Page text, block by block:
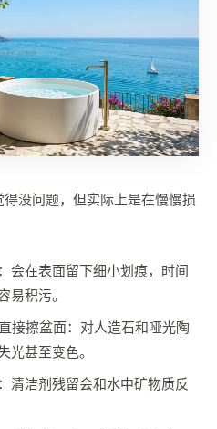
没问题，但实际上是在慢慢损
会在表面留下细小划痕，时间
易积污。
接擦盆面：对人造石和哑光陶
光甚至变色。
清洁剂残留会和水中矿物质反